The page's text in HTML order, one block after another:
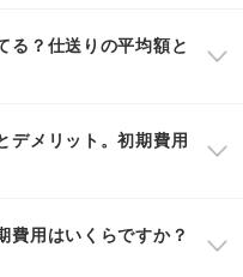
る？仕送りの平均額と
デメリット。初期費用
費用はいくらですか？